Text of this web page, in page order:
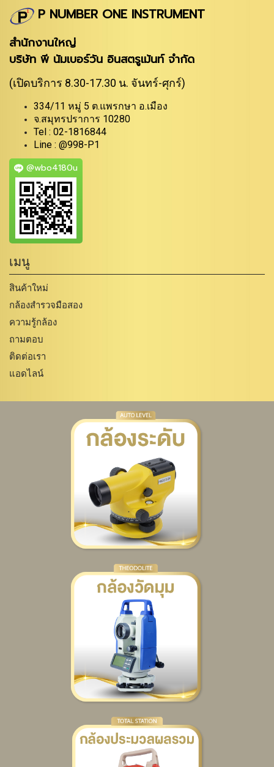
P NUMBER ONE INSTRUMENT
สำนักงานใหญ่
บริษัท พี นัมเบอร์วัน อินสตรูเม้นท์ จำกัด
(เปิดบริการ 8.30-17.30 น. จันทร์-ศุกร์)
334/11 หมู่ 5 ต.แพรกษา อ.เมือง
จ.สมุทรปราการ 10280
Tel : 02-1816844
Line : @998-P1
@wbo4180u
เมนู
สินค้าใหม่
กล้องสำรวจมือสอง
ความรู้กล้อง
ถามตอบ
ติดต่อเรา
แอดไลน์